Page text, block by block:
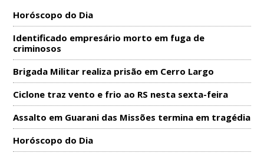
Horóscopo do Dia
Identificado empresário morto em fuga de
criminosos
Brigada Militar realiza prisão em Cerro Largo
Ciclone traz vento e frio ao RS nesta sexta-feira
Assalto em Guarani das Missões termina em tragédia
Horóscopo do Dia